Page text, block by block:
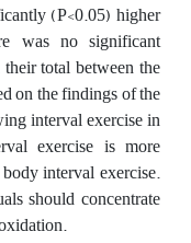
(P<0.05) higher
was no significant
total between the
on the findings of the
interval exercise in
exercise is more
interval exercise.
should concentrate